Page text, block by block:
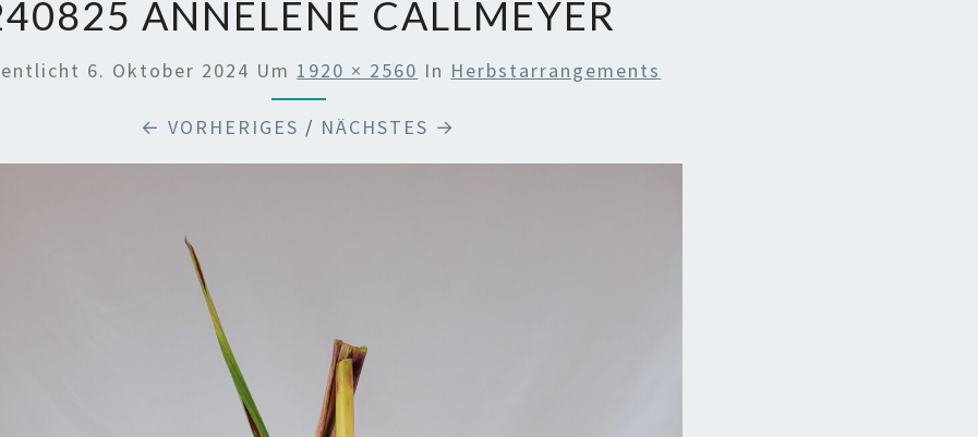
ANNELENE CALLMEYER
6. Oktober 2024 Um 1920 × 2560 In Herbstarrangements
← VORHERIGES / NÄCHSTES →